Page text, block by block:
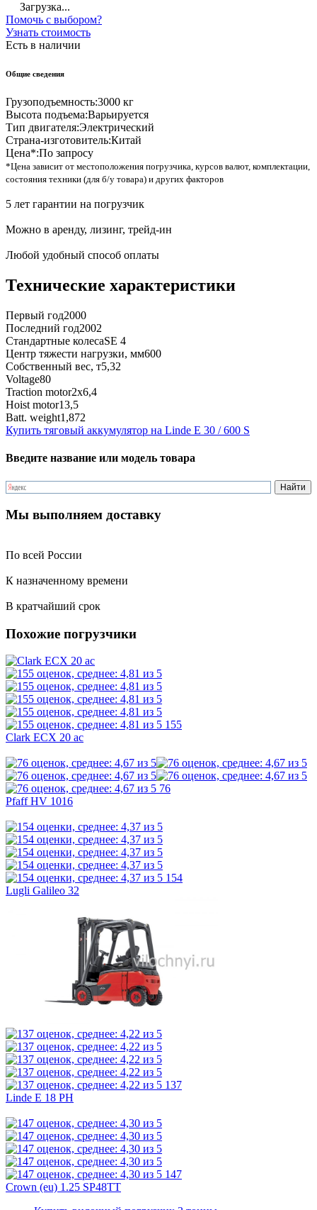
Загрузка...
Помочь с выбором?
Узнать стоимость
Есть в наличии
Общие сведения
Грузоподъемность:3000 кг
Высота подъема:Варьируется
Тип двигателя:Электрический
Страна-изготовитель:Китай
Цена*:По запросу
*Цена зависит от местоположения погрузчика, курсов валют, комплектации,
состояния техники (для б/у товара) и других факторов
5 лет гарантии на погрузчик
Можно в аренду, лизинг, трейд-ин
Любой удобный способ оплаты
Технические характеристики
Первый год2000
Последний год2002
Стандартные колесаSE 4
Центр тяжести нагрузки, мм600
Собственный вес, т5,32
Voltage80
Traction motor2x6,4
Hoist motor13,5
Batt. weight1,872
Купить тяговый аккумулятор на Linde E 30 / 600 S
Введите название или модель товара
Мы выполняем доставку
По всей России
К назначенному времени
В кратчайший срок
Похожие погрузчики
155
Clark ECX 20 ac
76
Pfaff HV 1016
154
Lugli Galileo 32
137
Linde E 18 PH
147
Crown (eu) 1.25 SP48TT